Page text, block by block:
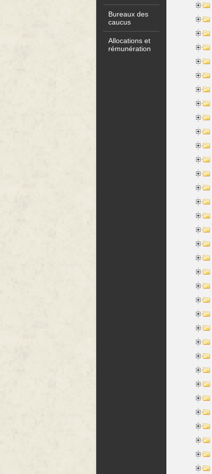
Bureaux des
caucus
Allocations et
rémunération